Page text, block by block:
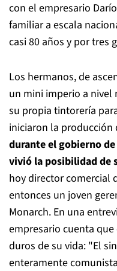
con el empresario
familiar a escala
casi 80 años y por tres
Los hermanos, de
un mini imperio a nivel
su propia tintorería
iniciaron la producción
durante el gobierno
vivió la posibilidad de
hoy director comercial
entonces un joven
Monarch. En una
empresario cuenta
duros de su vida: "El
enteramente